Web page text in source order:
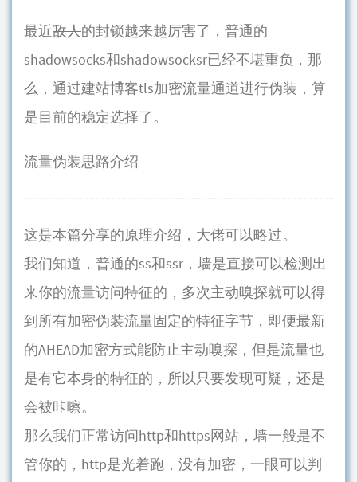
最近敌人的封锁越来越厉害了，普通的
shadowsocks和shadowsocksr已经不堪重负，那
么，通过建站博客tls加密流量通道进行伪装，算
是目前的稳定选择了。
流量伪装思路介绍
这是本篇分享的原理介绍，大佬可以略过。
我们知道，普通的ss和ssr，墙是直接可以检测出
来你的流量访问特征的，多次主动嗅探就可以得
到所有加密伪装流量固定的特征字节，即便最新
的AHEAD加密方式能防止主动嗅探，但是流量也
是有它本身的特征的，所以只要发现可疑，还是
会被咔嚓。
那么我们正常访问http和https网站，墙一般是不
管你的，http是光着跑，没有加密，一眼可以判